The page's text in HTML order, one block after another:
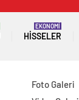
HISSELER
EKONOMİ
Foto Galeri